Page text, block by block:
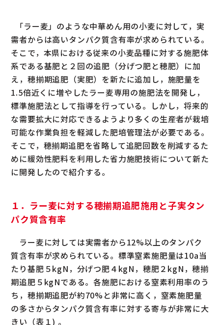
｢ラー麦」のような中華めん用の小麦に対して，実
需者からは高いタンパク質含有率が求められている。
そこで，本県における従来の小麦品種に対する施肥体
系である基肥と２回の追肥（分げつ肥と穂肥）に加
え，穂揃期追肥（実肥）を新たに追加し，施肥量を
1.5倍近くに増やしたラー麦専用の施肥法を開発し，
標準施肥法として指導を行っている。しかし，将来的
な需要拡大に対応できるようより多くの生産者が栽培
可能な作業負担を軽減した肥培管理法が必要である。
そこで，穂揃期追肥を省略して追肥回数を削減するた
めに緩効性肥料を利用した省力施肥技術について新た
に開発したので紹介する。
１．ラー麦に対する穂揃期追肥施用と子実タン
パク質含有率
ラー麦に対しては実需者から12%以上のタンパク
質含有率が求められている。標準窒素施肥量は10a当
たり基肥５kgN，分げつ肥４kgN，穂肥２kgN，穂揃
期追肥５kgNである。各施肥における窒素利用率のう
ち，穂揃期追肥が約70%と非常に高く，窒素施肥量
の多さからタンパク質含有率に対する寄与が非常に大
きい（表１) 。